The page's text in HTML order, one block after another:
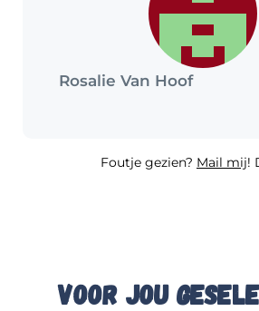
Rosalie Van Hoof
Foutje gezien? Mail mij!
Voor jou